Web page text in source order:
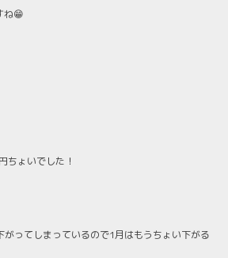
ね😁
ちょいでした！
ってしまっているので1月はもうちょい下がる